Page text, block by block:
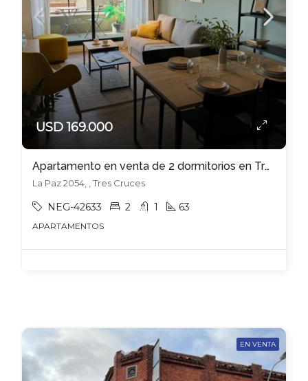
USD 169.000
Apartamento en venta de 2 dormitorios en Tres Cruces
La Paz 2054, , Tres Cruces
NEG-42633 2 1 63
APARTAMENTOS
EN VENTA